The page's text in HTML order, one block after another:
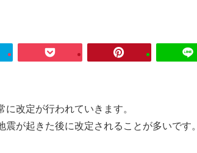
改定が行われていきます。
が起きた後に改定されることが多いです。